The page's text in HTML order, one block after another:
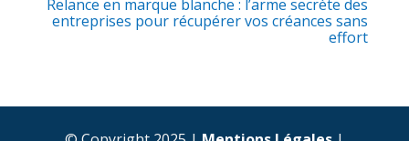
Relance en marque blanche : l’arme secrète des
entreprises pour récupérer vos créances sans
effort